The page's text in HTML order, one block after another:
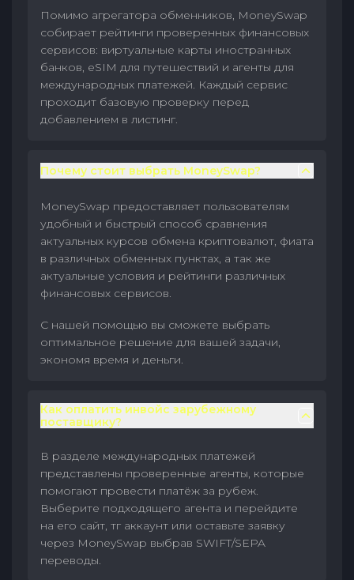
Помимо агрегатора обменников, MoneySwap
собирает рейтинги проверенных финансовых
сервисов: виртуальные карты иностранных
банков, eSIM для путешествий и агенты для
международных платежей. Каждый сервис
проходит базовую проверку перед
добавлением в листинг.
Почему стоит выбрать MoneySwap?
MoneySwap предоставляет пользователям
удобный и быстрый способ сравнения
актуальных курсов обмена криптовалют, фиата
в различных обменных пунктах, а так же
актуальные условия и рейтинги различных
финансовых сервисов.
С нашей помощью вы сможете выбрать
оптимальное решение для вашей задачи,
экономя время и деньги.
Как оплатить инвойс зарубежному
поставщику?
В разделе международных платежей
представлены проверенные агенты, которые
помогают провести платёж за рубеж.
Выберите подходящего агента и перейдите
на его сайт, тг аккаунт или оставьте заявку
через MoneySwap выбрав SWIFT/SEPA
переводы.